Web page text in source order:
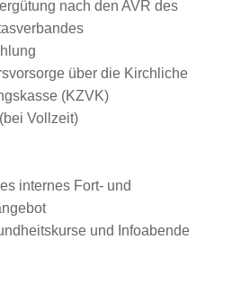
nach den AVR des
über die Kirchliche
(KZVK)
Vollzeit)
internes Fort- und
und Infoabende